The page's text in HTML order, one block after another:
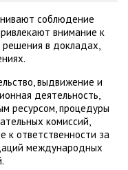
соблюдение
внимание к
в докладах,
выдвижение и
деятельность,
ресурсом, процедуры
комиссий,
к ответственности за
международных